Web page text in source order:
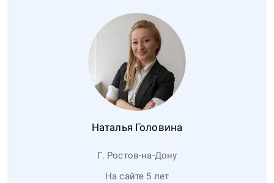
Наталья Головина
Г. Ростов-на-Дону
На сайте 5 лет